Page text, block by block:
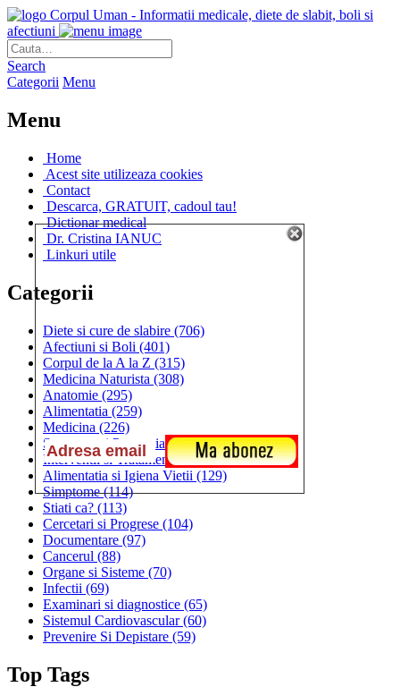
Corpul Uman - Informatii medicale, diete de slabit, boli si
afectiuni
Search
Categorii Menu
Menu
Home
Acest site utilizeaza cookies
Contact
Descarca, GRATUIT, cadoul tau!
Dictionar medical
Dr. Cristina IANUC
Linkuri utile
Categorii
Diete si cure de slabire (706)
Afectiuni si Boli (401)
Corpul de la A la Z (315)
Medicina Naturista (308)
Anatomie (295)
Alimentatia (259)
Medicina (226)
Sanatatea si Preventia(170)
Interventii si Tratamente(167)
Alimentatia si Igiena Vietii (129)
Simptome(114)
Stiati ca? (113)
Cercetari si Progrese (104)
Documentare (97)
Cancerul (88)
Organe si Sisteme (70)
Infectii (69)
Examinari si diagnostice (65)
Sistemul Cardiovascular(60)
Prevenire Si Depistare (59)
Top Tags